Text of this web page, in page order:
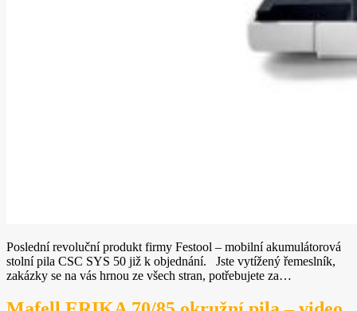
Poslední revoluční produkt firmy Festool – mobilní akumulátorová
stolní pila CSC SYS 50 již k objednání. Jste vytížený řemeslník,
zakázky se na vás hrnou ze všech stran, potřebujete za…